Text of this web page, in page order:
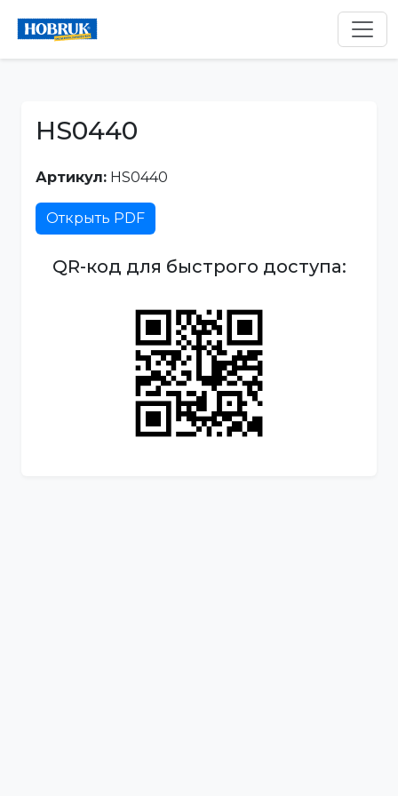
HS0440
Артикул: HS0440
Открыть PDF
QR-код для быстрого доступа: